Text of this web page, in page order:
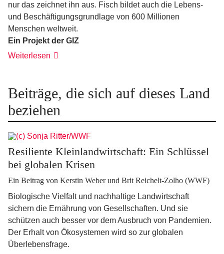
nur das zeichnet ihn aus. Fisch bildet auch die Lebens-
und Beschäftigungsgrundlage von 600 Millionen
Menschen weltweit.
Ein Projekt der GIZ
Weiterlesen
Beiträge, die sich auf dieses Land
beziehen
Resiliente Kleinlandwirtschaft: Ein Schlüssel
bei globalen Krisen
Ein Beitrag von Kerstin Weber und Brit Reichelt-Zolho (WWF)
Biologische Vielfalt und nachhaltige Landwirtschaft
sichern die Ernährung von Gesellschaften. Und sie
schützen auch besser vor dem Ausbruch von Pandemien.
Der Erhalt von Ökosystemen wird so zur globalen
Überlebensfrage.